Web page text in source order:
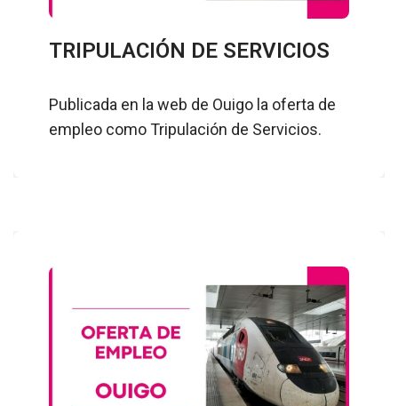
TRIPULACIÓN DE SERVICIOS
Publicada en la web de Ouigo la oferta de
empleo como Tripulación de Servicios.